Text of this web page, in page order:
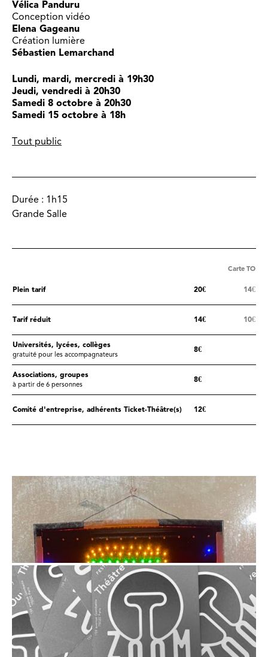
Vélica Panduru
Conception vidéo
Elena Gageanu
Création lumière
Sébastien Lemarchand
Lundi, mardi, mercredi à 19h30
Jeudi, vendredi à 20h30
Samedi 8 octobre à 20h30
Samedi 15 octobre à 18h
Tout public
Durée : 1h15
Grande Salle
Carte TO
Plein tarif 20€ 14€
Tarif réduit 14€ 10€
Universités, lycées, collèges
gratuité pour les accompagnateurs
8€
Associations, groupes
à partir de 6 personnes
8€
Comité d'entreprise, adhérents Ticket-Théâtre(s) 12€